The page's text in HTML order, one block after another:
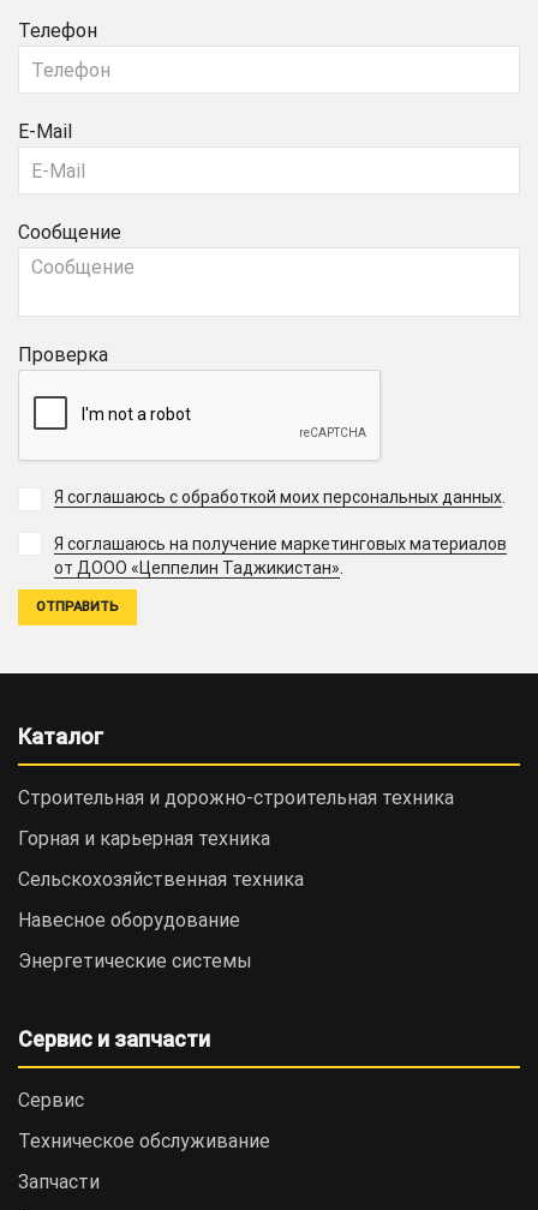
Телефон
E-Mail
Сообщение
Проверка
Я соглашаюсь с обработкой моих персональных данных
Я соглашаюсь на получение маркетинговых материалов
от ДООО «Цеппелин Таджикистан».
Каталог
Строительная и дорожно-cтроительная техника
Горная и карьерная техника
Сельскохозяйственная техника
Навесное оборудование
Энергетические системы
Сервис и запчасти
Сервис
Техническое обслуживание
Запчасти